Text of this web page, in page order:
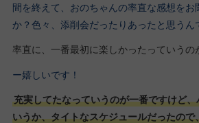
間を終えて、おのちゃんの率直な感想をお
か？色々、添削会だったりあったと思うん
率直に、一番最初に楽しかったっていうの
ー嬉しいです！
充実してたなっていうのが一番ですけど、
いうか、タイトなスケジュールだったので